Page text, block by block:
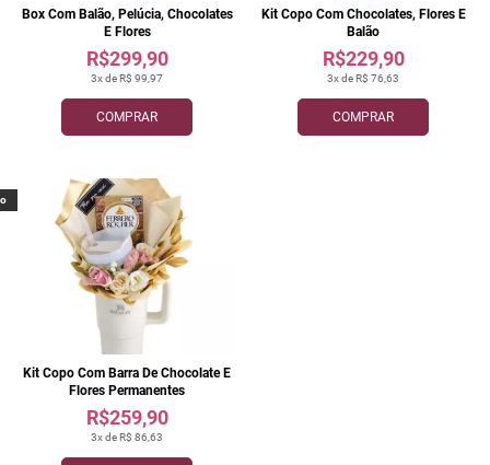
COMPRAR
3x de R$ 99,97
R$299,90
Box Com Balão, Pelúcia, Chocolates
E Flores
COMPRAR
3x de R$ 76,63
R$229,90
Kit Copo Com Chocolates, Flores E
Balão
3x de R$ 86,63
R$259,90
Kit Copo Com Barra De Chocolate E
Flores Permanentes